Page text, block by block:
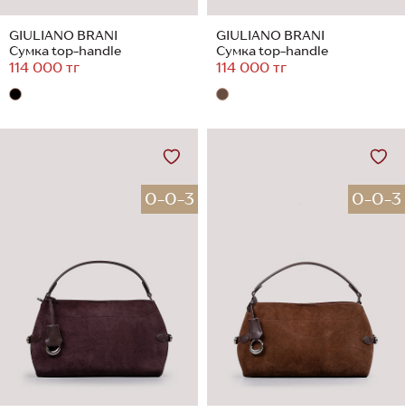
GIULIANO BRANI
Сумка top-handle
114 000 тг
GIULIANO BRANI
Сумка top-handle
114 000 тг
0-0-3 0-0-3